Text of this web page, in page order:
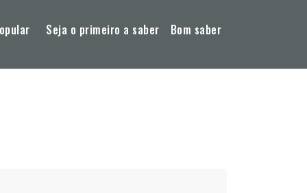
Seja o primeiro a saber Bom saber